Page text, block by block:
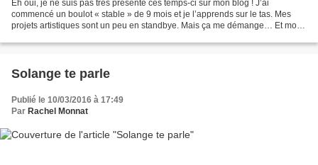
Eh oui, je ne suis pas très présente ces temps-ci sur mon blog ! J’ai
commencé un boulot « stable » de 9 mois et je l’apprends sur le tas. Mes
projets artistiques sont un peu en standbye. Mais ça me démange… Et mon
Solange te parle
Publié le 10/03/2016 à 17:49
Par Rachel Monnat